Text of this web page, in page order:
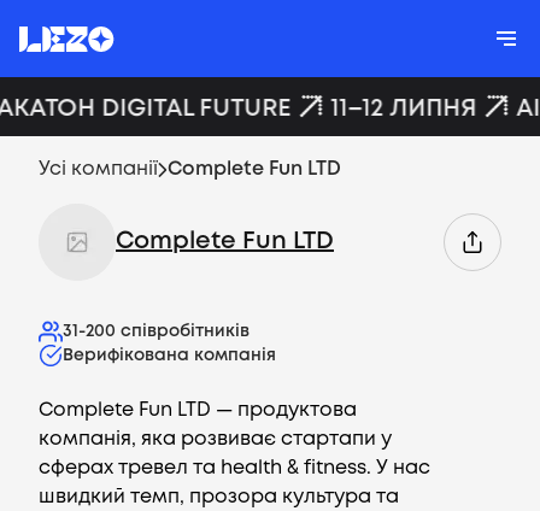
DIGITAL FUTURE 11–12 ЛИПНЯ
Усі компанії Complete Fun LTD
Complete Fun LTD
31-200 співробітників
Верифікована компанія
Complete Fun LTD — продуктова
компанія, яка розвиває стартапи у
сферах тревел та health & fitness. У нас
швидкий темп, прозора культура та